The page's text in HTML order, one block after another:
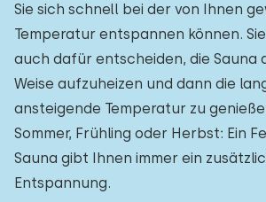
Sie sich schnell bei der von Ihnen
Temperatur entspannen können.
auch dafür entscheiden, die Sauna
Weise aufzuheizen und dann die
ansteigende Temperatur zu
Sommer, Frühling oder Herbst: Ein
Sauna gibt Ihnen immer ein
Entspannung.